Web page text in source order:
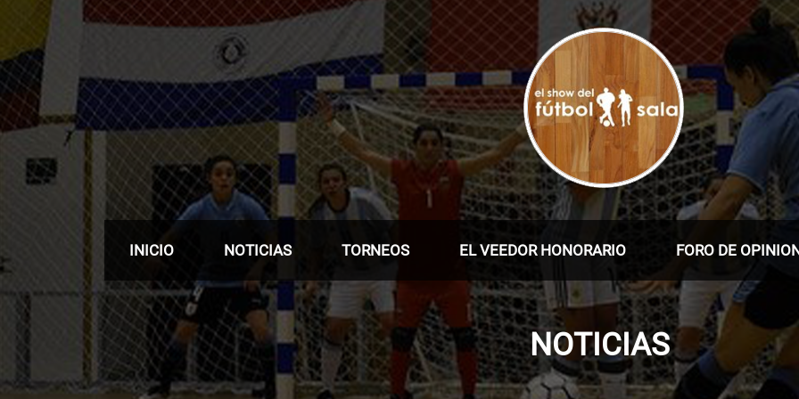
INICIO NOTICIAS TORNEOS EL VEEDOR HONORARIO FORO DE
NOTICIAS